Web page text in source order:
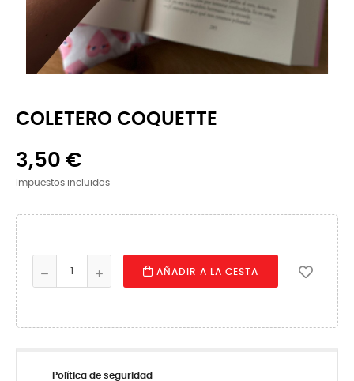
COLETERO COQUETTE
3,50 €
Impuestos incluidos
AÑADIR A LA CESTA
Política de seguridad